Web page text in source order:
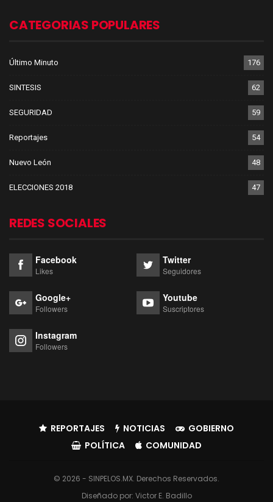
CATEGORIAS POPULARES
Último Minuto 176
SINTESIS 62
SEGURIDAD 59
Reportajes 54
Nuevo León 48
ELECCIONES 2018 47
REDES SOCIALES
Facebook
Likes
Twitter
Seguidores
Google+
Followers
Youtube
Suscriptores
Instagram
Followers
REPORTAJES NOTICIAS
GOBIERNO
POLÍTICA
COMUNIDAD
© 2026 - SINPELOS.MX. Derechos Reservados.
Diseñado por: Victor E. Badillo